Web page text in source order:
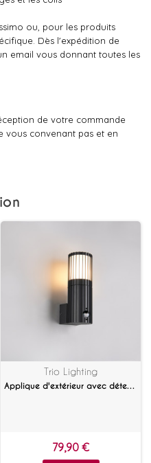
ou, pour les produits
Dès l'expédition de
email vous donnant toutes les
de votre commande
vous convenant pas et en
Trio Lighting
Applique d'extérieur avec détecteur Volga
79,90 €